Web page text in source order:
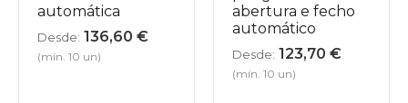
automática
Desde: 136,60 €
(mín. 10 un)
abertura e fecho
automático
Desde: 123,70 €
(mín. 10 un)